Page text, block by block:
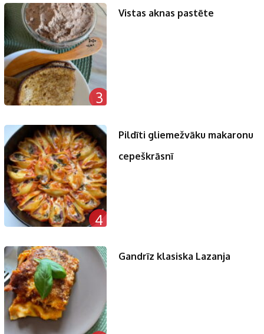
3
Vistas aknas pastēte
4
Pildīti gliemežvāku makaronu
cepeškrāsnī
Gandrīz klasiska Lazanja